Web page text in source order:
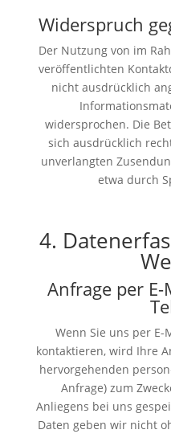
Widerspruch
Der Nutzung von im
veröffentlichten
nicht ausdrücklich
widersprochen. Die
sich ausdrücklich
unverlangten
etwa durch
4.
Anfrage per
Wenn Sie uns per E-
kontaktieren, wird Ihre
hervorgehenden
Anfrage) zum
Anliegens bei uns
Daten geben wir nicht